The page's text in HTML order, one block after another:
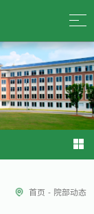
首页 - 院部动态